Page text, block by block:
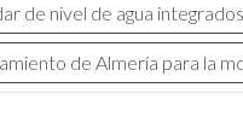
de nivel de agua
de Almería para la